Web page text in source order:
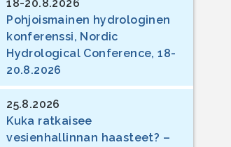
18-20.8.2026
Pohjoismainen hydrologinen
konferenssi, Nordic
Hydrological Conference, 18-
20.8.2026
25.8.2026
Kuka ratkaisee
vesienhallinnan haasteet? –